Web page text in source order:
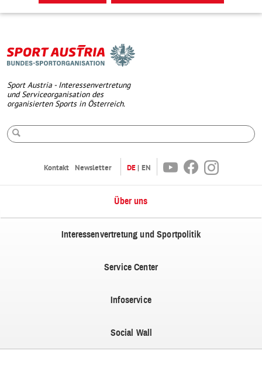
Sport Austria - Interessenvertretung
und Serviceorganisation des
organisierten Sports in Österreich.
Kontakt Newsletter DE EN YoutubeFacebookInstagram
Über uns
Interessenvertretung und Sportpolitik
Service Center
Infoservice
Social Wall